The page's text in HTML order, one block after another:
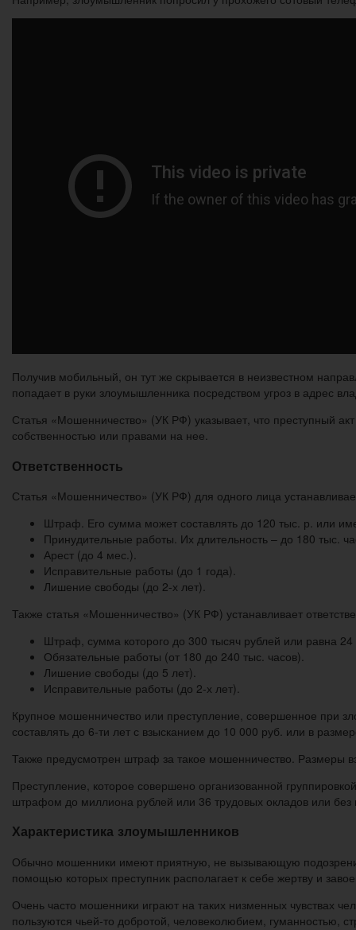
Получив мобильный, он тут же скрывается в неизвестном
попадает в руки злоумышленника посредством угроз в адрес
Статья «Мошенничество» (УК РФ) указывает, что преступный
собственностью или правами на нее.
Ответственность
Статья «Мошенничество» (УК РФ) для одного лица
Штраф. Его сумма может составлять до 120 тыс. р. или
Принудительные работы. Их длительность – до 180 тыс.
Арест (до 4 мес.).
Исправительные работы (до 1 года).
Лишение свободы (до 2-х лет).
Также статья «Мошенничество» (УК РФ) устанавливает
Штраф, сумма которого до 300 тысяч рублей или равна
Обязательные работы (от 180 до 240 тыс. часов).
Лишение свободы (до 5 лет).
Исправительные работы (до 2-х лет).
Крупное мошенничество или преступление, совершенное при
составлять до 6-ти лет с взысканием до 10 000 руб. или в
Также предусмотрен штраф за такое мошенничество. Размеры
Преступление, которое совершено организованной
штрафом до миллиона рублей или 36 трудовых окладов или без
Характеристика злоумышленников
Обычно мошенники имеют приятную, не вызывающую
помощью которых преступник располагает к себе жертву и
Очень часто мошенники играют на таких низменных чувствах
пользуются чьей-то добротой, человеколюбием, гуманностью,